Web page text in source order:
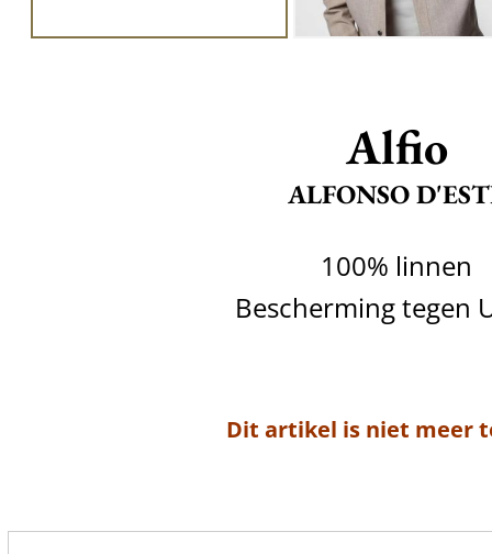
Alfio
ALFONSO
100% linnen
Bescherming tegen
Dit artikel is niet meer